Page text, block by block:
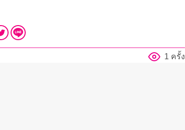
1 ครั้ง